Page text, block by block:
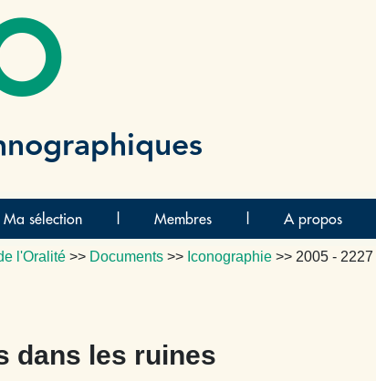
Ma sélection Membres A propos
l'Oralité >> Documents >> Iconographie >> 2005 - 2227
dans les ruines